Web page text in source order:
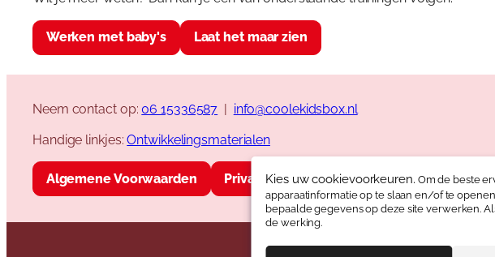
Werken met baby's Laat het maar zien
Neem contact op:06 15336587 | info@coolekidsbox.nl
Handige linkjes:Ontwikkelingsmaterialen
Algemene Voorwaarden Privacyverklaring
Kies uw cookievoorkeuren. Om de beste
apparaatinformatie op te slaan en/of te
bepaalde gegevens op deze site verwerken.
de werking.